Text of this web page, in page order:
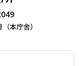
本庁舎）